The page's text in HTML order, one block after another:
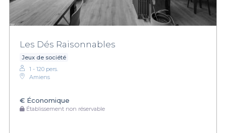
Les Dés Raisonnables
Jeux de société
1 - 120 pers.
Amiens
€ Économique
Établissement non réservable